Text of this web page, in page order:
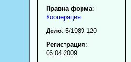
Правна форма:
Кооперация
Дело: 5/1989 120
Регистрация:
06.04.2009